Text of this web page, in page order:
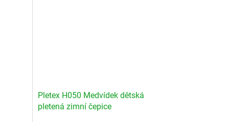
Pletex H050 Medvídek dětská
pletená zimní čepice